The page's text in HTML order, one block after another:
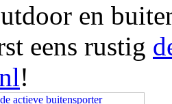
en
eens rustig
!